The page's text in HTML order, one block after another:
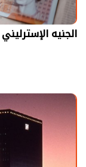
الجنيه